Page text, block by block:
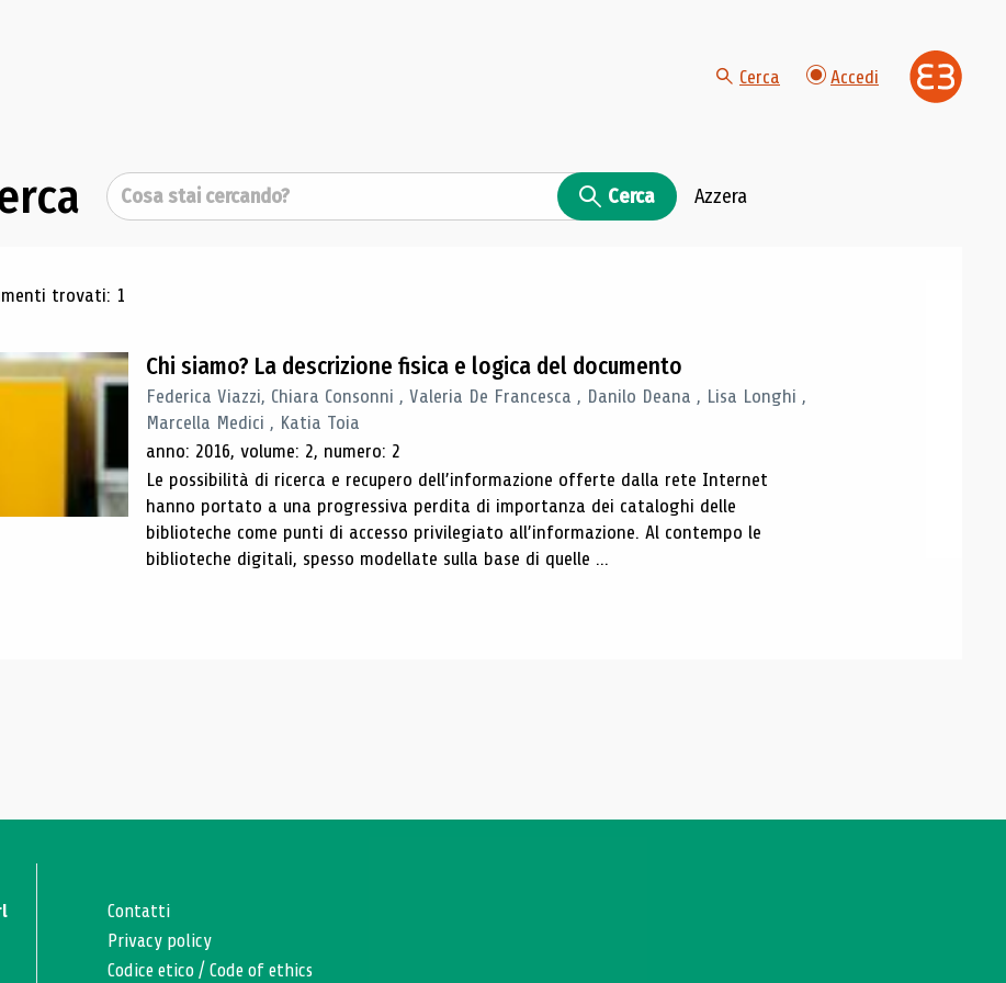
Cerca Accedi
Cerca Cerca Azzera
di ricerca
trovati: 1
Chi siamo? La descrizione fisica e logica del documento
Federica Viazzi, Chiara Consonni , Valeria De Francesca , Danilo Deana , Lisa Longhi ,
Marcella Medici , Katia Toia
anno: 2016, volume: 2, numero: 2
Le possibilità di ricerca e recupero dell’informazione offerte dalla rete Internet
hanno portato a una progressiva perdita di importanza dei cataloghi delle
biblioteche come punti di accesso privilegiato all’informazione. Al contempo le
biblioteche digitali, spesso modellate sulla base di quelle ...
Contatti
Privacy policy
Codice etico /Code of ethics